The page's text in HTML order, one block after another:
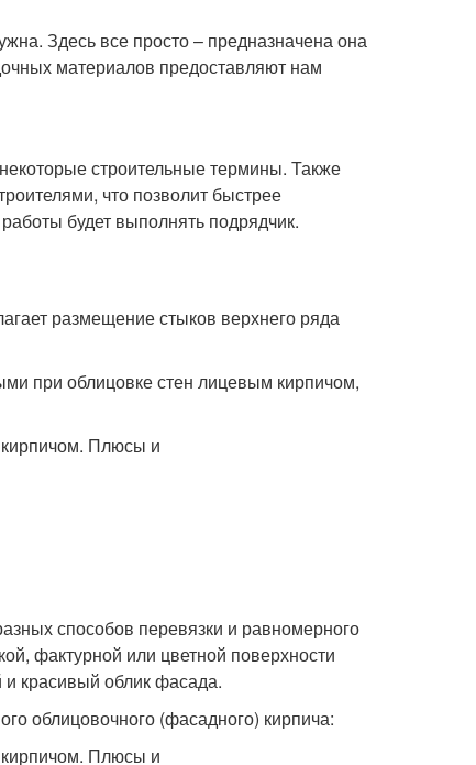
Здесь все просто – предназначена она
материалов предоставляют нам
строительные термины. Также
что позволит быстрее
будет выполнять подрядчик.
размещение стыков верхнего ряда
при облицовке стен лицевым кирпичом,
способов перевязки и равномерного
фактурной или цветной поверхности
красивый облик фасада.
облицовочного (фасадного) кирпича: